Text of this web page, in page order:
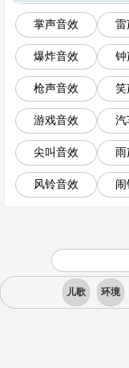
掌声音效 雷
爆炸音效 钟
枪声音效 笑
游戏音效 汽
尖叫音效 雨
风铃音效 闹
儿歌 环境